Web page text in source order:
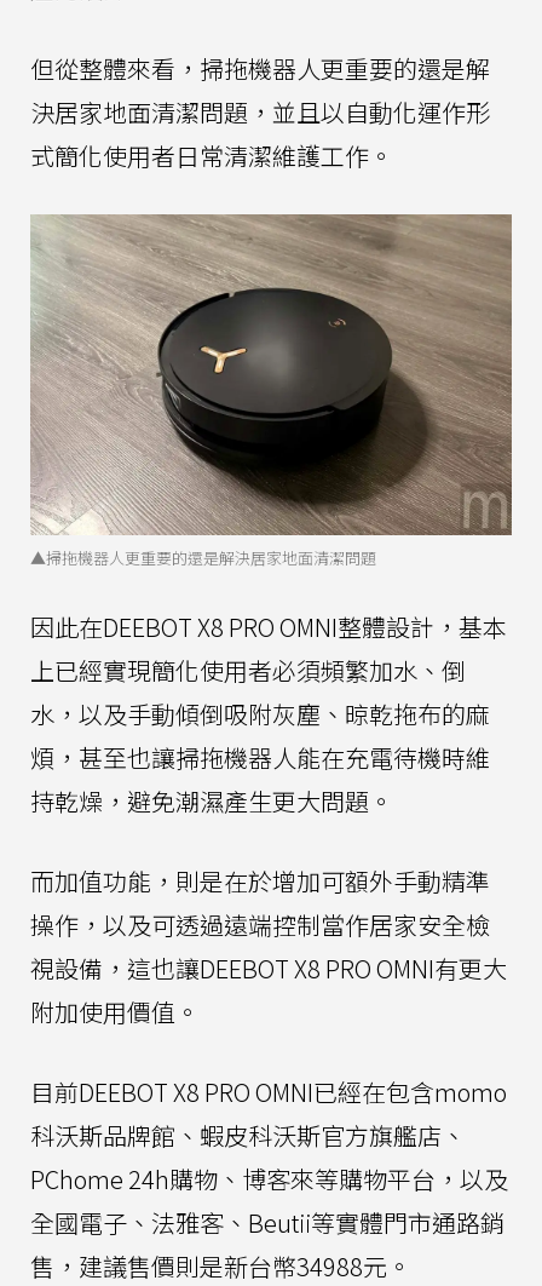
但從整體來看，掃拖機器人更重要的還是解
決居家地面清潔問題，並且以自動化運作形
式簡化使用者日常清潔維護工作。
▲掃拖機器人更重要的還是解決居家地面清潔問題
因此在DEEBOT X8 PRO OMNI整體設計，基本
上已經實現簡化使用者必須頻繁加水、倒
水，以及手動傾倒吸附灰塵、晾乾拖布的麻
煩，甚至也讓掃拖機器人能在充電待機時維
持乾燥，避免潮濕產生更大問題。
而加值功能，則是在於增加可額外手動精準
操作，以及可透過遠端控制當作居家安全檢
視設備，這也讓DEEBOT X8 PRO OMNI有更大
附加使用價值。
目前DEEBOT X8 PRO OMNI已經在包含momo
科沃斯品牌館、蝦皮科沃斯官方旗艦店、
PChome 24h購物、博客來等購物平台，以及
全國電子、法雅客、Beutii等實體門市通路銷
售，建議售價則是新台幣34988元。